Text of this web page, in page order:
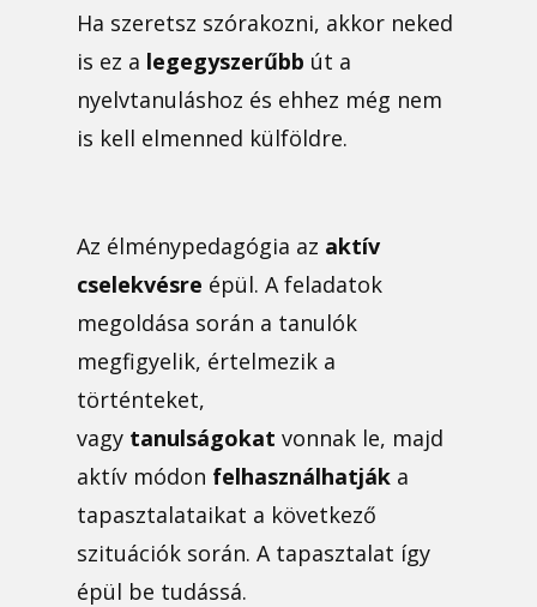
Ha szeretsz szórakozni, akkor neked
is ez a legegyszerűbb út a
nyelvtanuláshoz és ehhez még nem
is kell elmenned külföldre.
Az élménypedagógia az aktív
cselekvésre épül. A feladatok
megoldása során a tanulók
megfigyelik, értelmezik a
történteket,
vagy tanulságokat vonnak le, majd
aktív módon felhasználhatják a
tapasztalataikat a következő
szituációk során. A tapasztalat így
épül be tudássá.